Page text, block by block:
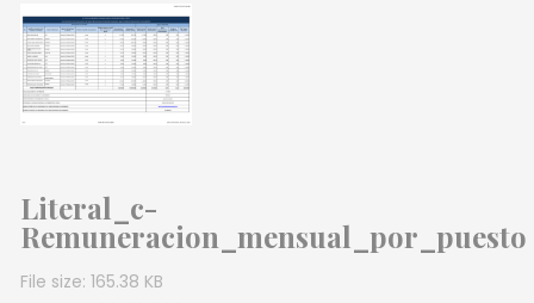
Literal_c-
Remuneracion_mensual_por_puesto
File size: 165.38 KB